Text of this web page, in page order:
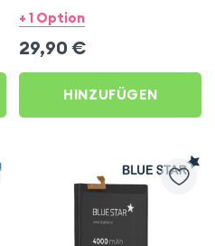
Samsung Galaxy S10,
Akku, Service Pack –
Schwarz
+ 1 Option
29,90 €
HINZUFÜGEN